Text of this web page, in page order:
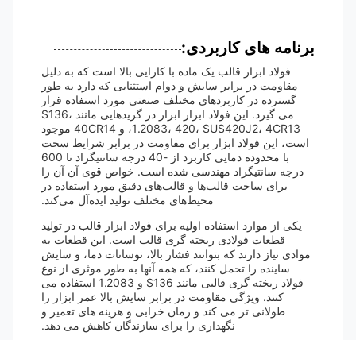
برنامه های کاربردی:
فولاد ابزار قالب یک ماده با کارایی بالا است که به دلیل
مقاومت در برابر سایش و دوام استثنایی که دارد به طور
گسترده در کاربردهای مختلف صنعتی مورد استفاده قرار
می گیرد. این فولاد ابزار ابزار در گریدهایی مانند S136،
1.2083، 420، SUS420J2، 4CR13، و 40CR14 موجود
است، این فولاد ابزار برای مقاومت در برابر شرایط سخت
با محدوده دمایی کاربرد از -40 درجه سانتیگراد تا 600
درجه سانتیگراد مهندسی شده است. خواص قوی آن آن را
برای ساخت قالب‌ها و قالب‌های دقیق مورد استفاده در
محیط‌های مختلف تولید ایده‌آل می‌کند.
یکی از موارد استفاده اولیه برای فولاد ابزار قالب در تولید
قطعات فولادی ریخته گری قالب است. این قطعات به
موادی نیاز دارند که بتوانند فشار بالا، نوسانات دما، و سایش
ساینده را تحمل کنند، که همه آنها به طور موثری از نوع
فولاد ریخته گری قالبی مانند S136 و 1.2083 استفاده می
کنند. ویژگی مقاومت در برابر سایش بالا عمر ابزار را
طولانی تر می کند و زمان خرابی و هزینه های تعمیر و
نگهداری را برای سازندگان کاهش می دهد.